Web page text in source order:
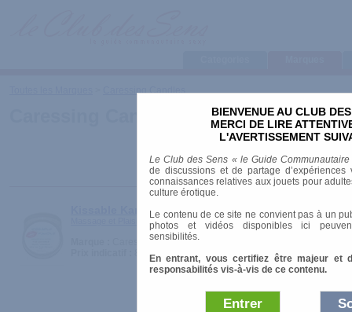
BIENVENUE AU CLUB
MERCI DE LIRE
L'AVERTISSEMENT
Le Club des Sens « le Guide
de discussions et de partage
connaissances relatives aux jouets pour
culture érotique.
Le contenu de ce site ne convient pas à un
photos et vidéos disponibles ici
sensibilités.
En entrant, vous certifiez être majeur et
responsabilités vis-à-vis de ce contenu.
Entrer
Caressing Candles
Kissable Kandle
Massage et Plaisirs > Huiles et Crèmes
Caressing Candles
8.00 €